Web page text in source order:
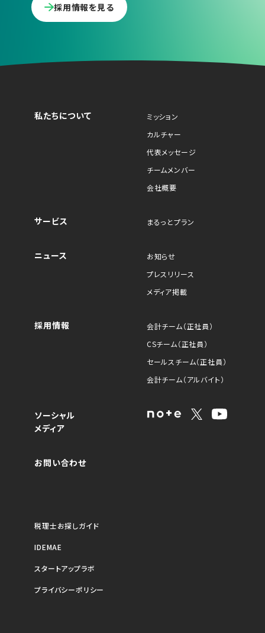
採用情報を見る
私たちについて
ミッション
カルチャー
代表メッセージ
チームメンバー
会社概要
サービス まるっとプラン
ニュース
お知らせ
プレスリリース
メディア掲載
採用情報
会計チーム（正社員）
CSチーム（正社員）
セールスチーム（正社員）
会計チーム（アルバイト）
ソーシャル
メディア
お問い合わせ
税理士お探しガイド
IDEMAE
スタートアップラボ
プライバシーポリシー